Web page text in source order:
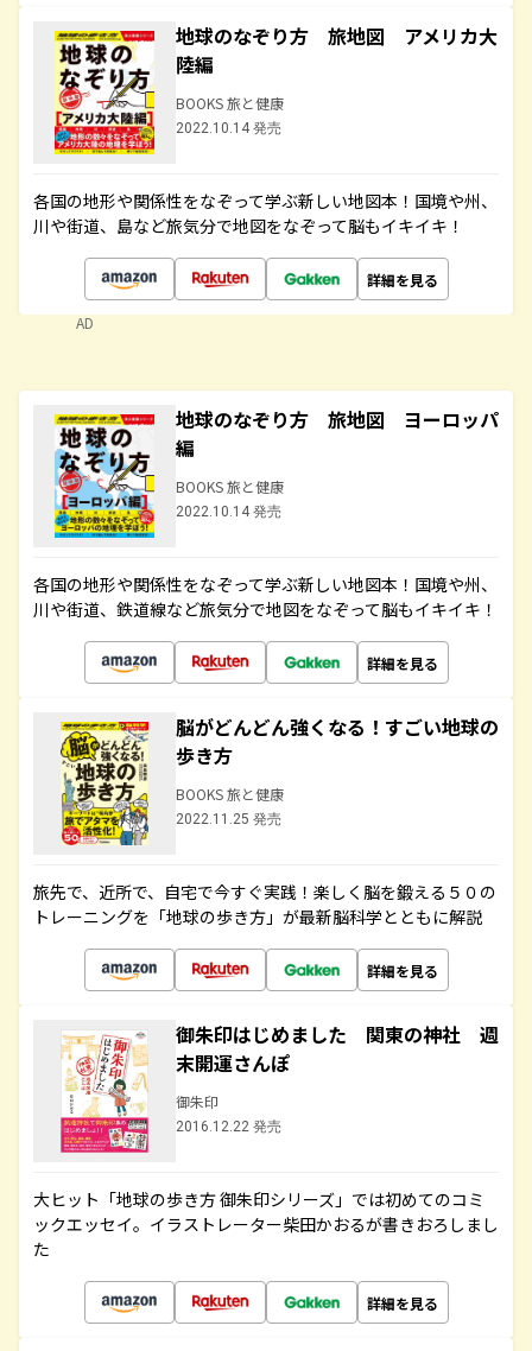
地球のなぞり方 旅地図 アメリカ大
陸編
BOOKS 旅と健康
2022.10.14 発売
各国の地形や関係性をなぞって学ぶ新しい地図本！国境や州、
川や街道、島など旅気分で地図をなぞって脳もイキイキ！
詳細を見る
AD
地球のなぞり方 旅地図 ヨーロッパ
編
BOOKS 旅と健康
2022.10.14 発売
各国の地形や関係性をなぞって学ぶ新しい地図本！国境や州、
川や街道、鉄道線など旅気分で地図をなぞって脳もイキイキ！
詳細を見る
脳がどんどん強くなる！すごい地球の
歩き方
BOOKS 旅と健康
2022.11.25 発売
旅先で、近所で、自宅で今すぐ実践！楽しく脳を鍛える５０の
トレーニングを「地球の歩き方」が最新脳科学とともに解説
詳細を見る
御朱印はじめました 関東の神社 週
末開運さんぽ
御朱印
2016.12.22 発売
大ヒット「地球の歩き方 御朱印シリーズ」では初めてのコミ
ックエッセイ。イラストレーター柴田かおるが書きおろしまし
た
詳細を見る